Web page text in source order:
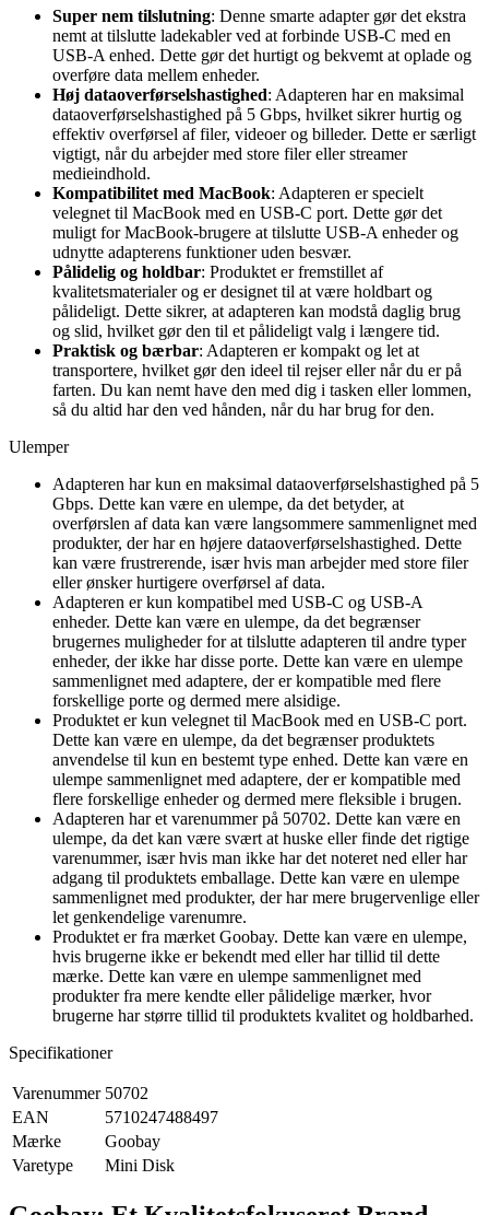
Super nem tilslutning: Denne smarte adapter gør det ekstra
nemt at tilslutte ladekabler ved at forbinde USB-C med en
USB-A enhed. Dette gør det hurtigt og bekvemt at oplade og
overføre data mellem enheder.
Høj dataoverførselshastighed: Adapteren har en maksimal
dataoverførselshastighed på 5 Gbps, hvilket sikrer hurtig og
effektiv overførsel af filer, videoer og billeder. Dette er særligt
vigtigt, når du arbejder med store filer eller streamer
medieindhold.
Kompatibilitet med MacBook: Adapteren er specielt
velegnet til MacBook med en USB-C port. Dette gør det
muligt for MacBook-brugere at tilslutte USB-A enheder og
udnytte adapterens funktioner uden besvær.
Pålidelig og holdbar: Produktet er fremstillet af
kvalitetsmaterialer og er designet til at være holdbart og
pålideligt. Dette sikrer, at adapteren kan modstå daglig brug
og slid, hvilket gør den til et pålideligt valg i længere tid.
Praktisk og bærbar: Adapteren er kompakt og let at
transportere, hvilket gør den ideel til rejser eller når du er på
farten. Du kan nemt have den med dig i tasken eller lommen,
så du altid har den ved hånden, når du har brug for den.
Ulemper
Adapteren har kun en maksimal dataoverførselshastighed på 5
Gbps. Dette kan være en ulempe, da det betyder, at
overførslen af data kan være langsommere sammenlignet med
produkter, der har en højere dataoverførselshastighed. Dette
kan være frustrerende, især hvis man arbejder med store filer
eller ønsker hurtigere overførsel af data.
Adapteren er kun kompatibel med USB-C og USB-A
enheder. Dette kan være en ulempe, da det begrænser
brugernes muligheder for at tilslutte adapteren til andre typer
enheder, der ikke har disse porte. Dette kan være en ulempe
sammenlignet med adaptere, der er kompatible med flere
forskellige porte og dermed mere alsidige.
Produktet er kun velegnet til MacBook med en USB-C port.
Dette kan være en ulempe, da det begrænser produktets
anvendelse til kun en bestemt type enhed. Dette kan være en
ulempe sammenlignet med adaptere, der er kompatible med
flere forskellige enheder og dermed mere fleksible i brugen.
Adapteren har et varenummer på 50702. Dette kan være en
ulempe, da det kan være svært at huske eller finde det rigtige
varenummer, især hvis man ikke har det noteret ned eller har
adgang til produktets emballage. Dette kan være en ulempe
sammenlignet med produkter, der har mere brugervenlige eller
let genkendelige varenumre.
Produktet er fra mærket Goobay. Dette kan være en ulempe,
hvis brugerne ikke er bekendt med eller har tillid til dette
mærke. Dette kan være en ulempe sammenlignet med
produkter fra mere kendte eller pålidelige mærker, hvor
brugerne har større tillid til produktets kvalitet og holdbarhed.
Specifikationer
Varenummer 50702
EAN
5710247488497
Mærke
Goobay
Varetype
Mini Disk